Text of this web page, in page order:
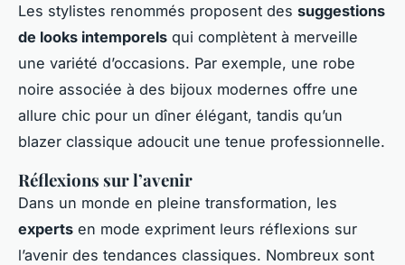
Les stylistes renommés proposent des suggestions
de looks intemporels qui complètent à merveille
une variété d’occasions. Par exemple, une robe
noire associée à des bijoux modernes offre une
allure chic pour un dîner élégant, tandis qu’un
blazer classique adoucit une tenue professionnelle.
Réflexions sur l’avenir
Dans un monde en pleine transformation, les
experts en mode expriment leurs réflexions sur
l’avenir des tendances classiques. Nombreux sont